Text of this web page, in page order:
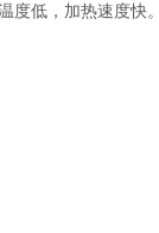
低，加热速度快。